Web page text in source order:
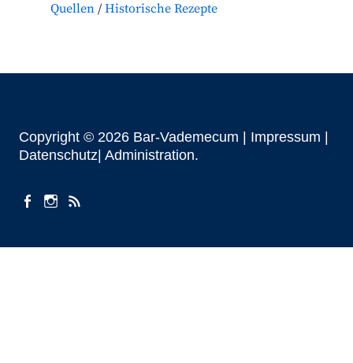
Quellen Historische Rezepte
Copyright © 2026 Bar-Vademecum | Impressum
Datenschutz| Administration